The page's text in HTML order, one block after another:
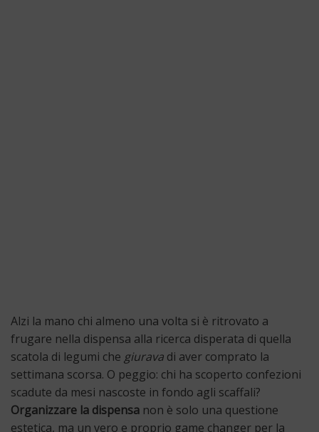
Alzi la mano chi almeno una volta si è ritrovato a
frugare nella dispensa alla ricerca disperata di quella
scatola di legumi che giurava di aver comprato la
settimana scorsa. O peggio: chi ha scoperto confezioni
scadute da mesi nascoste in fondo agli scaffali?
Organizzare la dispensa non è solo una questione
estetica, ma un vero e proprio game changer per la